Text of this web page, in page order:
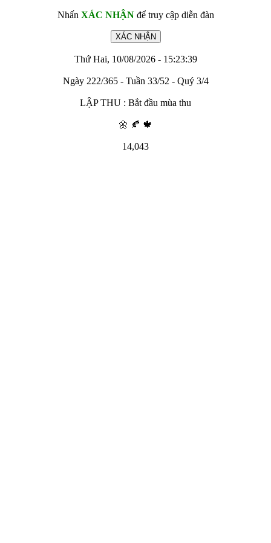
Nhấn XÁC NHẬNđể truy cập diễn đàn
Thứ Hai, 10/08/2026 - 15:23:39
Ngày 222/365 - Tuần 33/52 - Quý 3/4
LẬP THU : Bắt đầu mùa thu
🌼 🍂 🍁
14,043